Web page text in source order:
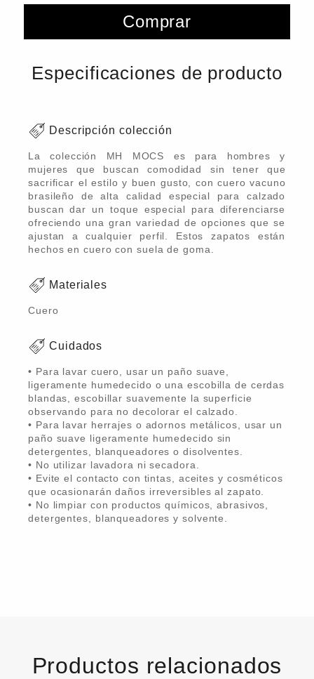
Comprar
Especificaciones de producto
Descripción colección
La colección MH MOCS es para hombres y
mujeres que buscan comodidad sin tener que
sacrificar el estilo y buen gusto, con cuero vacuno
brasileño de alta calidad especial para calzado
buscan dar un toque especial para diferenciarse
ofreciendo una gran variedad de opciones que se
ajustan a cualquier perfil. Estos zapatos están
hechos en cuero con suela de goma.
Materiales
Cuero
Cuidados
• Para lavar cuero, usar un paño suave,
ligeramente humedecido o una escobilla de cerdas
blandas, escobillar suavemente la superficie
observando para no decolorar el calzado.
• Para lavar herrajes o adornos metálicos, usar un
paño suave ligeramente humedecido sin
detergentes, blanqueadores o disolventes.
• No utilizar lavadora ni secadora.
• Evite el contacto con tintas, aceites y cosméticos
que ocasionarán daños irreversibles al zapato.
• No limpiar con productos químicos, abrasivos,
detergentes, blanqueadores y solvente.
Productos relacionados